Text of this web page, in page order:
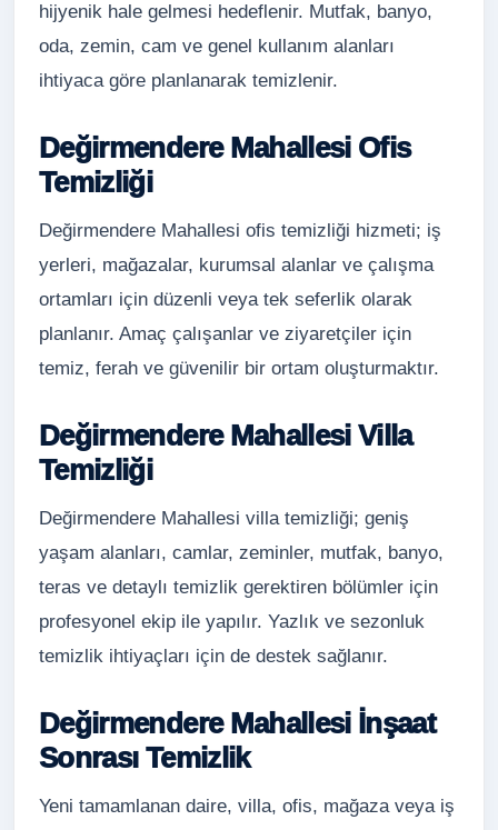
hijyenik hale gelmesi hedeflenir. Mutfak, banyo,
oda, zemin, cam ve genel kullanım alanları
ihtiyaca göre planlanarak temizlenir.
Değirmendere Mahallesi Ofis
Temizliği
Değirmendere Mahallesi ofis temizliği hizmeti; iş
yerleri, mağazalar, kurumsal alanlar ve çalışma
ortamları için düzenli veya tek seferlik olarak
planlanır. Amaç çalışanlar ve ziyaretçiler için
temiz, ferah ve güvenilir bir ortam oluşturmaktır.
Değirmendere Mahallesi Villa
Temizliği
Değirmendere Mahallesi villa temizliği; geniş
yaşam alanları, camlar, zeminler, mutfak, banyo,
teras ve detaylı temizlik gerektiren bölümler için
profesyonel ekip ile yapılır. Yazlık ve sezonluk
temizlik ihtiyaçları için de destek sağlanır.
Değirmendere Mahallesi İnşaat
Sonrası Temizlik
Yeni tamamlanan daire, villa, ofis, mağaza veya iş